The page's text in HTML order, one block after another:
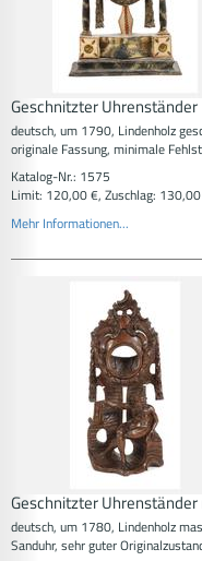
Geschnitzter Uhrenständer
deutsch, um 1790, Lindenholz
originale Fassung, minimale
Katalog-Nr.: 1575
Limit: 120,00 €, Zuschlag:
Mehr Informationen...
Geschnitzter
deutsch, um 1780, Lindenholz
Sanduhr, sehr guter